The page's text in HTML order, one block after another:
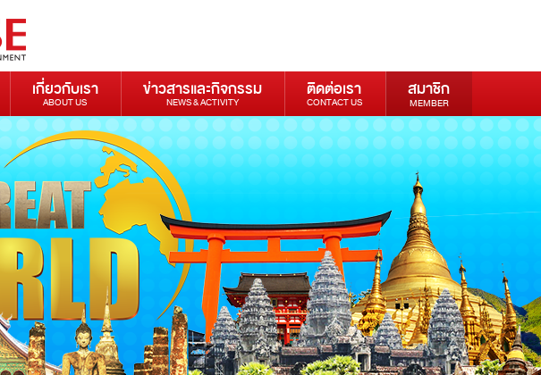
เกี่ยวกับเรา
ABOUT US
ข่าวสารและกิจกรรม
NEWS & ACTIVITY
ติดต่อเรา
CONTACT US
สมาชิก
MEMBER